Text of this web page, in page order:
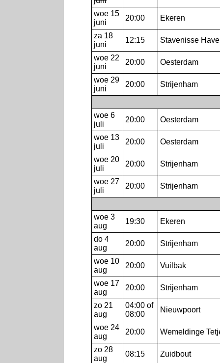
woe 15
juni
20:00 Ekeren
za 18
juni
12:15 Stavenisse
woe 22
juni
20:00 Oesterdam
woe 29
juni
20:00 Strijenham
woe 6
juli
20:00 Oesterdam
woe 13
juli
20:00 Oesterdam
woe 20
juli
20:00 Strijenham
woe 27
juli
20:00 Strijenham
woe 3
aug
19:30 Ekeren
do 4
aug
20:00 Strijenham
woe 10
aug
20:00 Vuilbak
woe 17
aug
20:00 Strijenham
zo 21
aug
04:00 of
08:00
Nieuwpoort
woe 24
aug
20:00 Wemeldinge
zo 28
aug
08:15 Zuidbout